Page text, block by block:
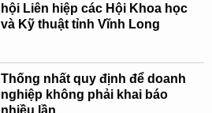
hội Liên hiệp các Hội Khoa học
và Kỹ thuật tỉnh Vĩnh Long
Thống nhất quy định để doanh
nghiệp không phải khai báo